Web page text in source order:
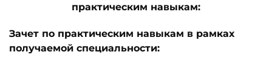
практическим навыкам:
Зачет по практическим навыкам в рамках
получаемой специальности: